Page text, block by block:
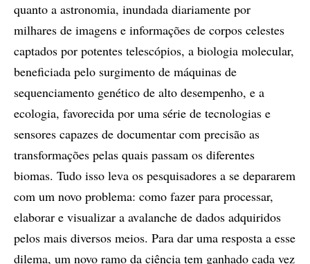
quanto a astronomia, inundada diariamente por
milhares de imagens e informações de corpos celestes
captados por potentes telescópios, a biologia molecular,
beneficiada pelo surgimento de máquinas de
sequenciamento genético de alto desempenho, e a
ecologia, favorecida por uma série de tecnologias e
sensores capazes de documentar com precisão as
transformações pelas quais passam os diferentes
biomas. Tudo isso leva os pesquisadores a se depararem
com um novo problema: como fazer para processar,
elaborar e visualizar a avalanche de dados adquiridos
pelos mais diversos meios. Para dar uma resposta a esse
dilema, um novo ramo da ciência tem ganhado cada vez